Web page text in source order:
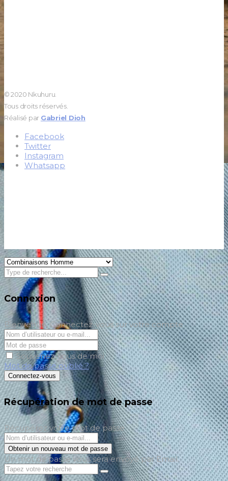
© 2020 Nkuhuru.
Tous droits réservés.
Réalisé par Gabriel Dioh
Facebook
Twitter
Instagram
Whatsapp
Connexion
Bienvenue, Connectez-vous sur votre compte
Souvenez-vous de moi
Mot de passe oublié ?
Connectez-vous
Récupération de mot de passe
Récupérez votre mot de passe
Obtenir un nouveau mot de passe
Un mot de passe vous sera envoyé par Email.